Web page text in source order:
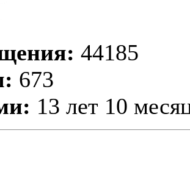
44185
673
13 лет 10